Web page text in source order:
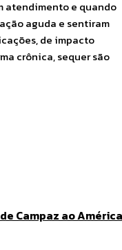
atendimento e quando
aguda e sentiram
de impacto
crônica, sequer são
Campaz ao América